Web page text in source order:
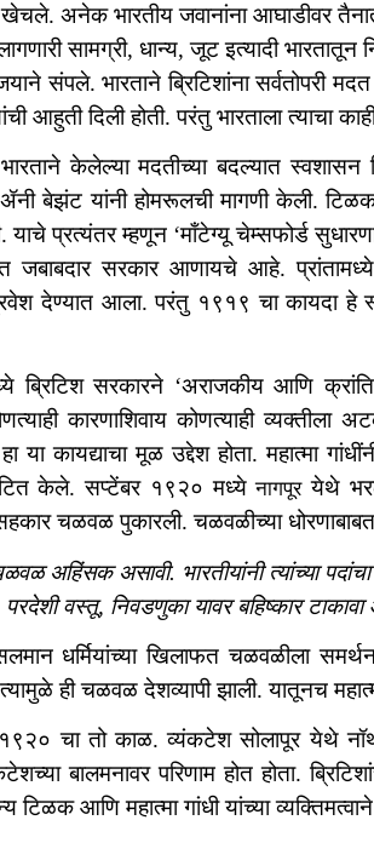
खेचले. अनेक भारतीय जवानांना आघाडीवर
सामग्री, धान्य, जूट इत्यादी
संपले. भारताने ब्रिटिशांना सर्वतोपरी
आहुती दिली होती. परंतु भारताला त्याचा
भारताने केलेल्या मदतीच्या बदल्यात
बेझंट यांनी होमरूलची मागणी केली.
प्रत्यंतर म्हणून ‘माँटेग्यू चेम्सफोर्ड
जबाबदार सरकार आणायचे आहे.
देण्यात आला. परंतु १९१९ चा कायदा हे
सरकारने ‘अराजकीय आणि
कारणाशिवाय कोणत्याही व्यक्तीला
या कायद्याचा मूळ उद्देश होता. महात्मा
केले. सप्टेंबर १९२० मध्येनागपूरयेथे
चळवळ पुकारली. चळवळीच्या
अहिंसक असावी. भारतीयांनी त्यांच्या पदांचा
परदेशी वस्तू, निवडणुका यावर बहिष्कार
धर्मियांच्या खिलाफत चळवळीला
त्यामुळे ही चळवळ देशव्यापी झाली. यातूनच
चा तो काळ. व्यंकटेश सोलापूर येथे
बालमनावर परिणाम होत होता.
टिळक आणि महात्मा गांधी यांच्या